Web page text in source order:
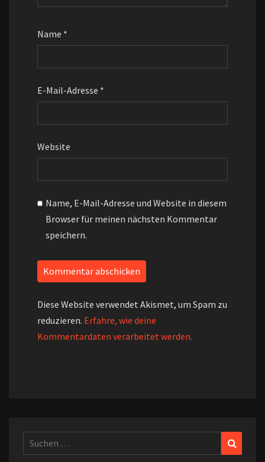
Name *
E-Mail-Adresse *
Website
Name, E-Mail-Adresse und Website in diesem
Browser für meinen nächsten Kommentar
speichern.
Diese Website verwendet Akismet, um Spam zu
reduzieren. Erfahre, wie deine
Kommentardaten verarbeitet werden.
Suchen
nach: